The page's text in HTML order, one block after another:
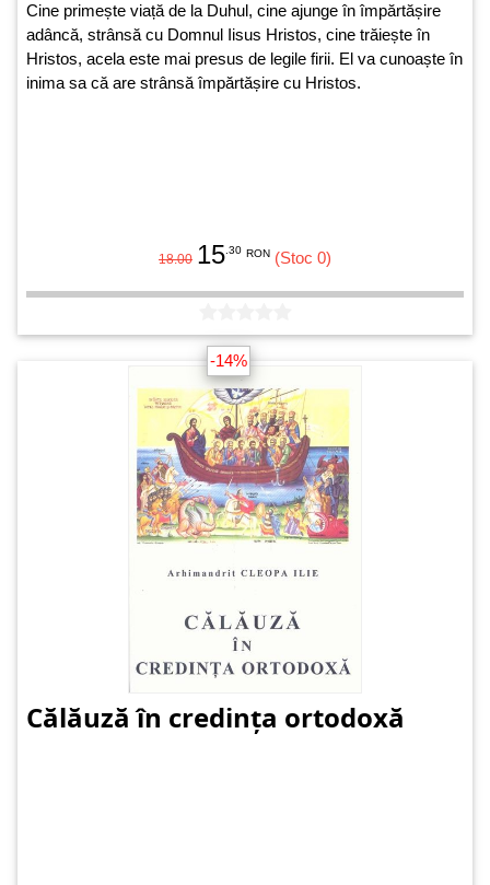
Cine primește viață de la Duhul, cine ajunge în împărtășire
adâncă, strânsă cu Domnul Iisus Hristos, cine trăiește în
Hristos, acela este mai presus de legile firii. El va cunoaște în
inima sa că are strânsă împărtășire cu Hristos.
18.00 15 .30 RON (Stoc 0)
-14%
Călăuză în credința ortodoxă